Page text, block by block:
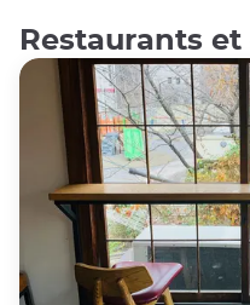
Restaurants et